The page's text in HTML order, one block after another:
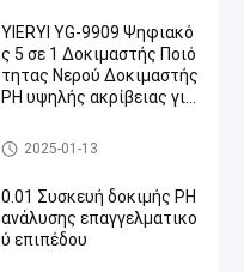
YIERYI YG-9909 Ψηφιακό
ς 5 σε 1 Δοκιμαστής Ποιό
τητας Νερού Δοκιμαστής
PH υψηλής ακρίβειας για
Ψηφιακός μετρητής pH
2025-01-13
0.01 Συσκευή δοκιμής PH
ανάλυσης επαγγελματικο
ύ επιπέδου